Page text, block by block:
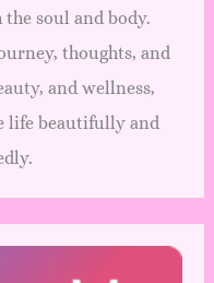
soul and body.
thoughts, and
and wellness,
life beautifully and